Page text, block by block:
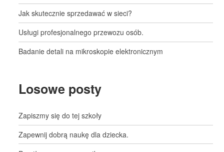
Jak skutecznie sprzedawać w sieci?
Usługi profesjonalnego przewozu osób.
Badanie detali na mikroskopie elektronicznym
Losowe posty
Zapiszmy się do tej szkoły
Zapewnij dobrą naukę dla dziecka.